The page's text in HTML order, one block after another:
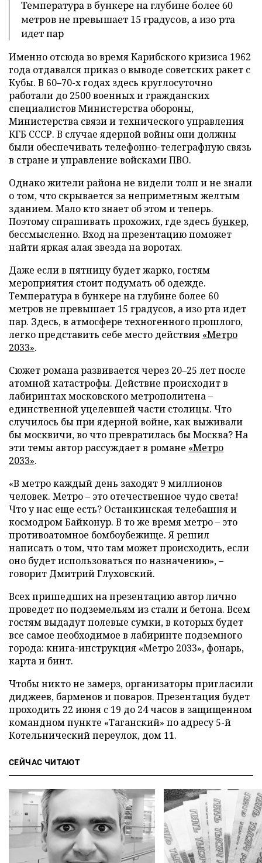
Температура в бункере на глубине более 60
метров не превышает 15 градусов, а изо рта
идет пар
Именно отсюда во время Карибского кризиса 1962
года отдавался приказ о выводе советских ракет с
Кубы. В 60–70-х годах здесь круглосуточно
работали до 2500 военных и гражданских
специалистов Министерства обороны,
Министерства связи и технического управления
КГБ СССР. В случае ядерной войны они должны
были обеспечивать телефонно-телеграфную связь
в стране и управление войсками ПВО.
Однако жители района не видели толп и не знали
о том, что скрывается за неприметным желтым
зданием. Мало кто знает об этом и теперь.
Поэтому спрашивать прохожих, где здесь бункер,
бессмысленно. Вход на презентацию поможет
найти яркая алая звезда на воротах.
Даже если в пятницу будет жарко, гостям
мероприятия стоит подумать об одежде.
Температура в бункере на глубине более 60
метров не превышает 15 градусов, а изо рта идет
пар. Здесь, в атмосфере техногенного прошлого,
легко представить себе место действия «Метро
2033».
Сюжет романа развивается через 20–25 лет после
атомной катастрофы. Действие происходит в
лабиринтах московского метрополитена –
единственной уцелевшей части столицы. Что
случилось бы при ядерной войне, как выживали
бы москвичи, во что превратилась бы Москва? На
эти темы автор рассуждает в романе «Метро
2033».
«В метро каждый день заходят 9 миллионов
человек. Метро – это отечественное чудо света!
Что у нас еще есть? Останкинская телебашня и
космодром Байконур. В то же время метро – это
противоатомное бомбоубежище. Я решил
написать о том, что там может происходить, если
оно будет использоваться по назначению», –
говорит Дмитрий Глуховский.
Всех пришедших на презентацию автор лично
проведет по подземельям из стали и бетона. Всем
гостям выдадут полевые сумки, в которых будет
все самое необходимое в лабиринте подземного
города: книга-инструкция «Метро 2033», фонарь,
карта и бинт.
Чтобы никто не замерз, организаторы пригласили
диджеев, барменов и поваров. Презентация будет
проходить 22 июня с 19 до 24 часов в защищенном
командном пункте «Таганский» по адресу 5-й
Котельнический переулок, дом 11.
СЕЙЧАС ЧИТАЮТ